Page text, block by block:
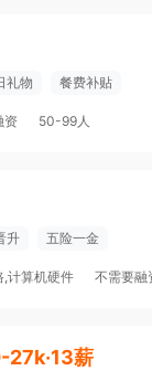
礼物 餐费补贴
资 50-99人
升 五险一金
计算机硬件 不需要融
27k·13薪